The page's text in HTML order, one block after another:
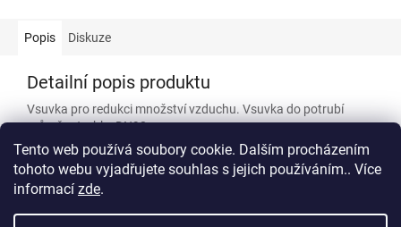
Tento web používá soubory cookie. Dalším procházením
tohoto webu vyjadřujete souhlas s jejich používáním.. Více
informací zde.
Popis Diskuze
Detailní popis produktu
Vsuvka pro redukci množství vzduchu. Vsuvka do potrubí
průměru trubky DN90.